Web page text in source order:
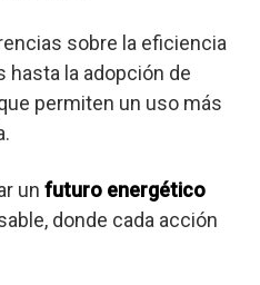
sobre la eficiencia
la adopción de
permiten un uso más
un futuro energético
donde cada acción